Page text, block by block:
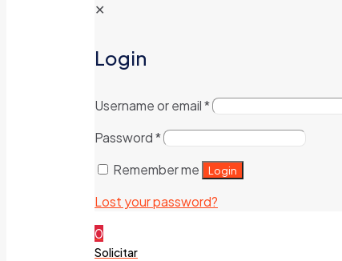
✕
Login
Username or email*
Password*
Remember me
Login
Lost your password?
0
Solicitar